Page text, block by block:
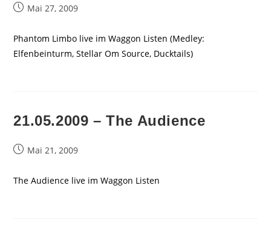
BeitragMai 27, 2009
Phantom Limbo live im Waggon Listen (Medley:
Elfenbeinturm, Stellar Om Source, Ducktails)
21.05.2009 – The Audience
BeitragMai 21, 2009
The Audience live im Waggon Listen